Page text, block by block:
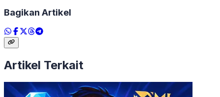
Bagikan Artikel
Artikel Terkait